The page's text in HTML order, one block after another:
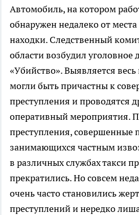
Автомобиль, на котором
обнаружен недалеко от
находки. Следственный
области возбудил уголовное
«Убийство». Выявляется
могли быть причастны к
преступления и проводятся
оперативный мероприятия.
преступления, совершенные
занимающихся частным
в различных службах такси
прекратились. Но совсем
очень часто становились
преступлений и нередко